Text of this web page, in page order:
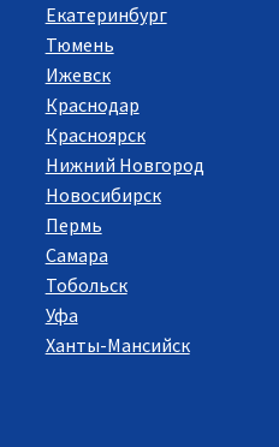
Екатеринбург
Тюмень
Ижевск
Краснодар
Красноярск
Нижний Новгород
Новосибирск
Пермь
Самара
Тобольск
Уфа
Ханты-Мансийск